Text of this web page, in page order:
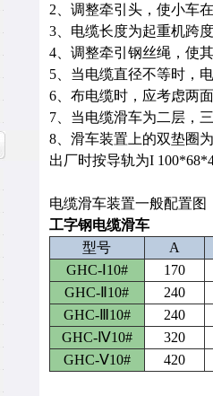
2、调整牵引头，使小车
3、电缆长度为起重机跨
4、调整牵引钢丝绳，使
5、当电缆直径不等时，
6、布电缆时，应考虑两
7、当电缆滑车为二层，
8、滑车装置上的双垫圈
出厂时按导轨为I
电缆滑车装置一般配置图
工字钢电缆滑车
型号
A
GHC-Ⅰ10#
170
GHC-Ⅱ10#
240
GHC-Ⅲ10#
240
GHC-Ⅳ10#
320
GHC-Ⅴ10#
420